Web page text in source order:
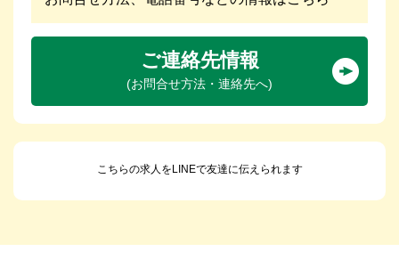
ご連絡先情報
(お問合せ方法・連絡先へ)
こちらの求人をLINEで友達に伝えられます